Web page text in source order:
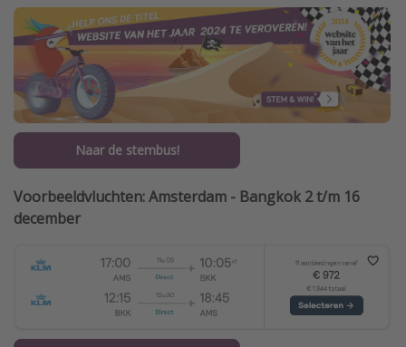
Naar de stembus!
Voorbeeldvluchten: Amsterdam - Bangkok 2 t/m 16
december